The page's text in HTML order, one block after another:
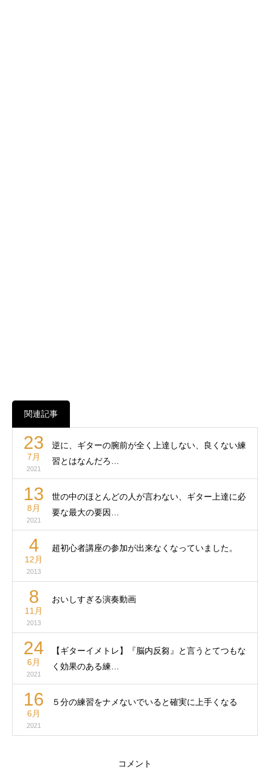
関連記事
23
7月
2021
逆に、ギターの腕前が全く上達しない、良くない練
習とはなんだろ…
13
8月
2021
世の中のほとんどの人が言わない、ギター上達に必
要な最大の要因…
4
12月
2013
超初心者講座の参加が出来なくなっていました。
8
11月
2013
おいしすぎる演奏動画
24
6月
2021
【ギターイメトレ】『脳内反芻』と言うとてつもな
く効果のある練…
16
6月
2021
５分の練習をナメないでいると確実に上手くなる
コメント